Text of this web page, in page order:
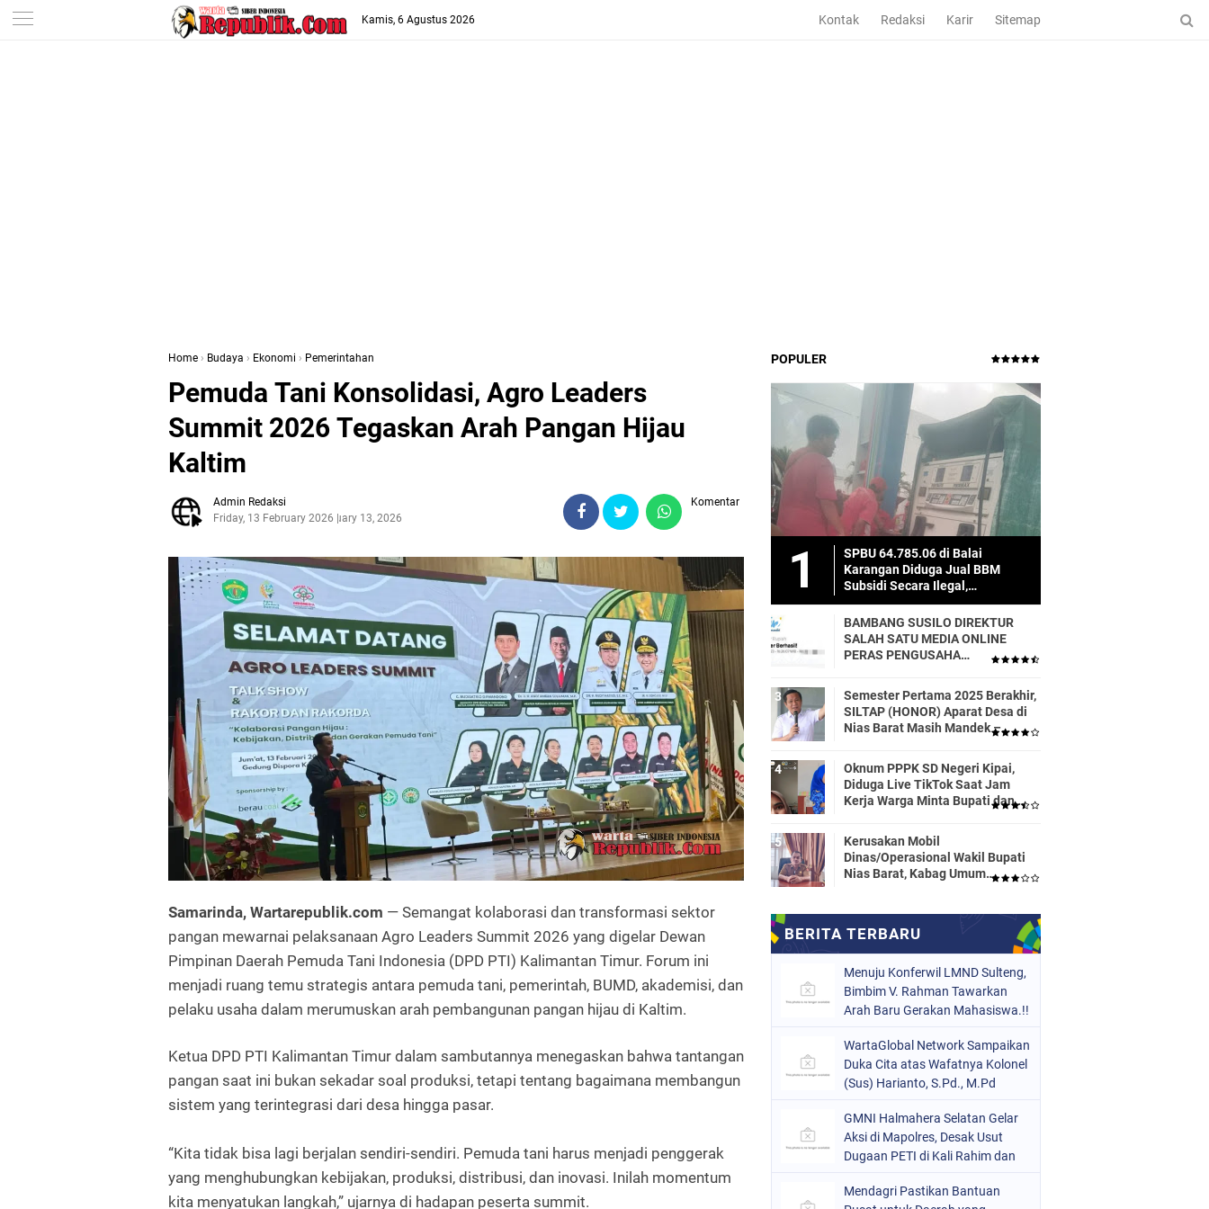
-->
Kamis, 6 Agustus 2026 Kontak Redaksi Karir Sitemap
Home › Budaya › Ekonomi › Pemerintahan
Pemuda Tani Konsolidasi, Agro Leaders
Summit 2026 Tegaskan Arah Pangan Hijau
Kaltim
Admin Redaksi
Friday, 13 February 2026February 13, 2026
Komentar
Samarinda, Wartarepublik.com — Semangat kolaborasi dan transformasi sektor
pangan mewarnai pelaksanaan Agro Leaders Summit 2026 yang digelar Dewan
Pimpinan Daerah Pemuda Tani Indonesia (DPD PTI) Kalimantan Timur. Forum ini
menjadi ruang temu strategis antara pemuda tani, pemerintah, BUMD, akademisi, dan
pelaku usaha dalam merumuskan arah pembangunan pangan hijau di Kaltim.
Ketua DPD PTI Kalimantan Timur dalam sambutannya menegaskan bahwa tantangan
pangan saat ini bukan sekadar soal produksi, tetapi tentang bagaimana membangun
sistem yang terintegrasi dari desa hingga pasar.
“Kita tidak bisa lagi berjalan sendiri-sendiri. Pemuda tani harus menjadi penggerak
yang menghubungkan kebijakan, produksi, distribusi, dan inovasi. Inilah momentum
kita menyatukan langkah,” ujarnya di hadapan peserta summit.
POPULER
SPBU 64.785.06 di Balai
Karangan Diduga Jual BBM
Subsidi Secara Ilegal,
Masyarakat Dirugikan!
BAMBANG SUSILO DIREKTUR
SALAH SATU MEDIA ONLINE
PERAS PENGUSAHA
Semester Pertama 2025 Berakhir,
SILTAP (HONOR) Aparat Desa di
Nias Barat Masih Mandek –
Persen
Oknum PPPK SD Negeri Kipai,
Diduga Live TikTok Saat Jam
Kerja Warga Minta Bupati dan
Segera Proses Sesuai Hukum
Kerusakan Mobil
Dinas/Operasional Wakil Bupati
Nias Barat, Kabag Umum
Menuju Konferwil LMND Sulteng,
Bimbim V. Rahman Tawarkan
Arah Baru Gerakan Mahasiswa.!!
WartaGlobal Network Sampaikan
Duka Cita atas Wafatnya Kolonel
(Sus) Harianto, S.Pd., M.Pd
GMNI Halmahera Selatan Gelar
Aksi di Mapolres, Desak Usut
Dugaan PETI di Kali Rahim dan
Terlibat
Mendagri Pastikan Bantuan